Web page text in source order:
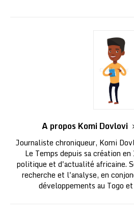
A propos Komi Dovlovi
Journaliste chroniqueur, Komi
Le Temps depuis sa création
politique et d'actualité africaine.
recherche et l'analyse, en
développements au Togo